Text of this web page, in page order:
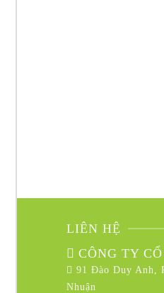
LIÊN HỆ
CÔNG TY
91 Đào Duy Anh,
Nhuận